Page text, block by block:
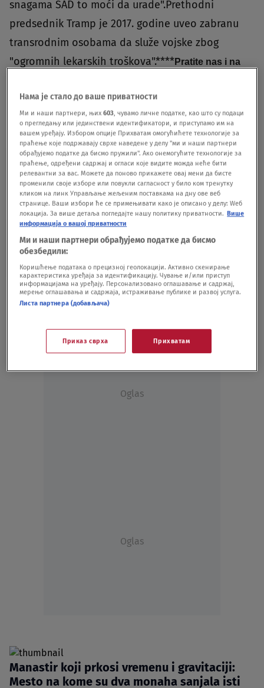
snagama SAD to moći da urade".Prethodni
predsednik Tramp je 2017. godine uveo zabranu
transrodnim osobama da služe vojske zbog
"ogromnih lekarskih troškova".****Pratite nas i na
DONALD TRAMP DŽO BAJDEN ODLUKA
Pratite nas na društvenim mrežama:
Koje je tvoje mišljenje o ovoj temi?
Učestvuj u diskusiji ili pročitaj komentare
Oglas
Oglas
Manastir koji prkosi vremenu i gravitaciji:
Mesto na kome su dva monaha sanjala isti
Нама је стало до ваше приватности
Ми и наши партнери, њих603, чувамо личне податке, као што су подаци
о прегледању или јединствени идентификатори, и приступамо им на
вашем уређају. Избором опције Прихватам омогућићете технологије за
праћење које подржавају сврхе наведене у делу "ми и наши партнери
обрађујемо податке да бисмо пружили". Ако онемогућите технологије за
праћење, одређени садржај и огласи које видите можда неће бити
релевантни за вас. Можете да поново прикажете овај мени да бисте
променили своје изборе или повукли сагласност у било ком тренутку
кликом на линк Управљање жељеним поставкама на дну ове веб
странице. Ваши избори ће се примењивати како је описано у делу: Wеб
локација. За више детаља погледајте нашу политику приватности. Више
информација о вашој приватности
Ми и наши партнери обрађујемо податке да бисмо
обезбедили:
Коришћење података о прецизној геолокацији. Активно скенирање
карактеристика уређаја за идентификацију. Чување и/или приступ
информацијама на уређају. Персонализовано оглашавање и садржај,
мерење оглашавања и садржаја, истраживање публике и развој услуга.
Листа партнера (добављача)
Приказ сврха Прихватам